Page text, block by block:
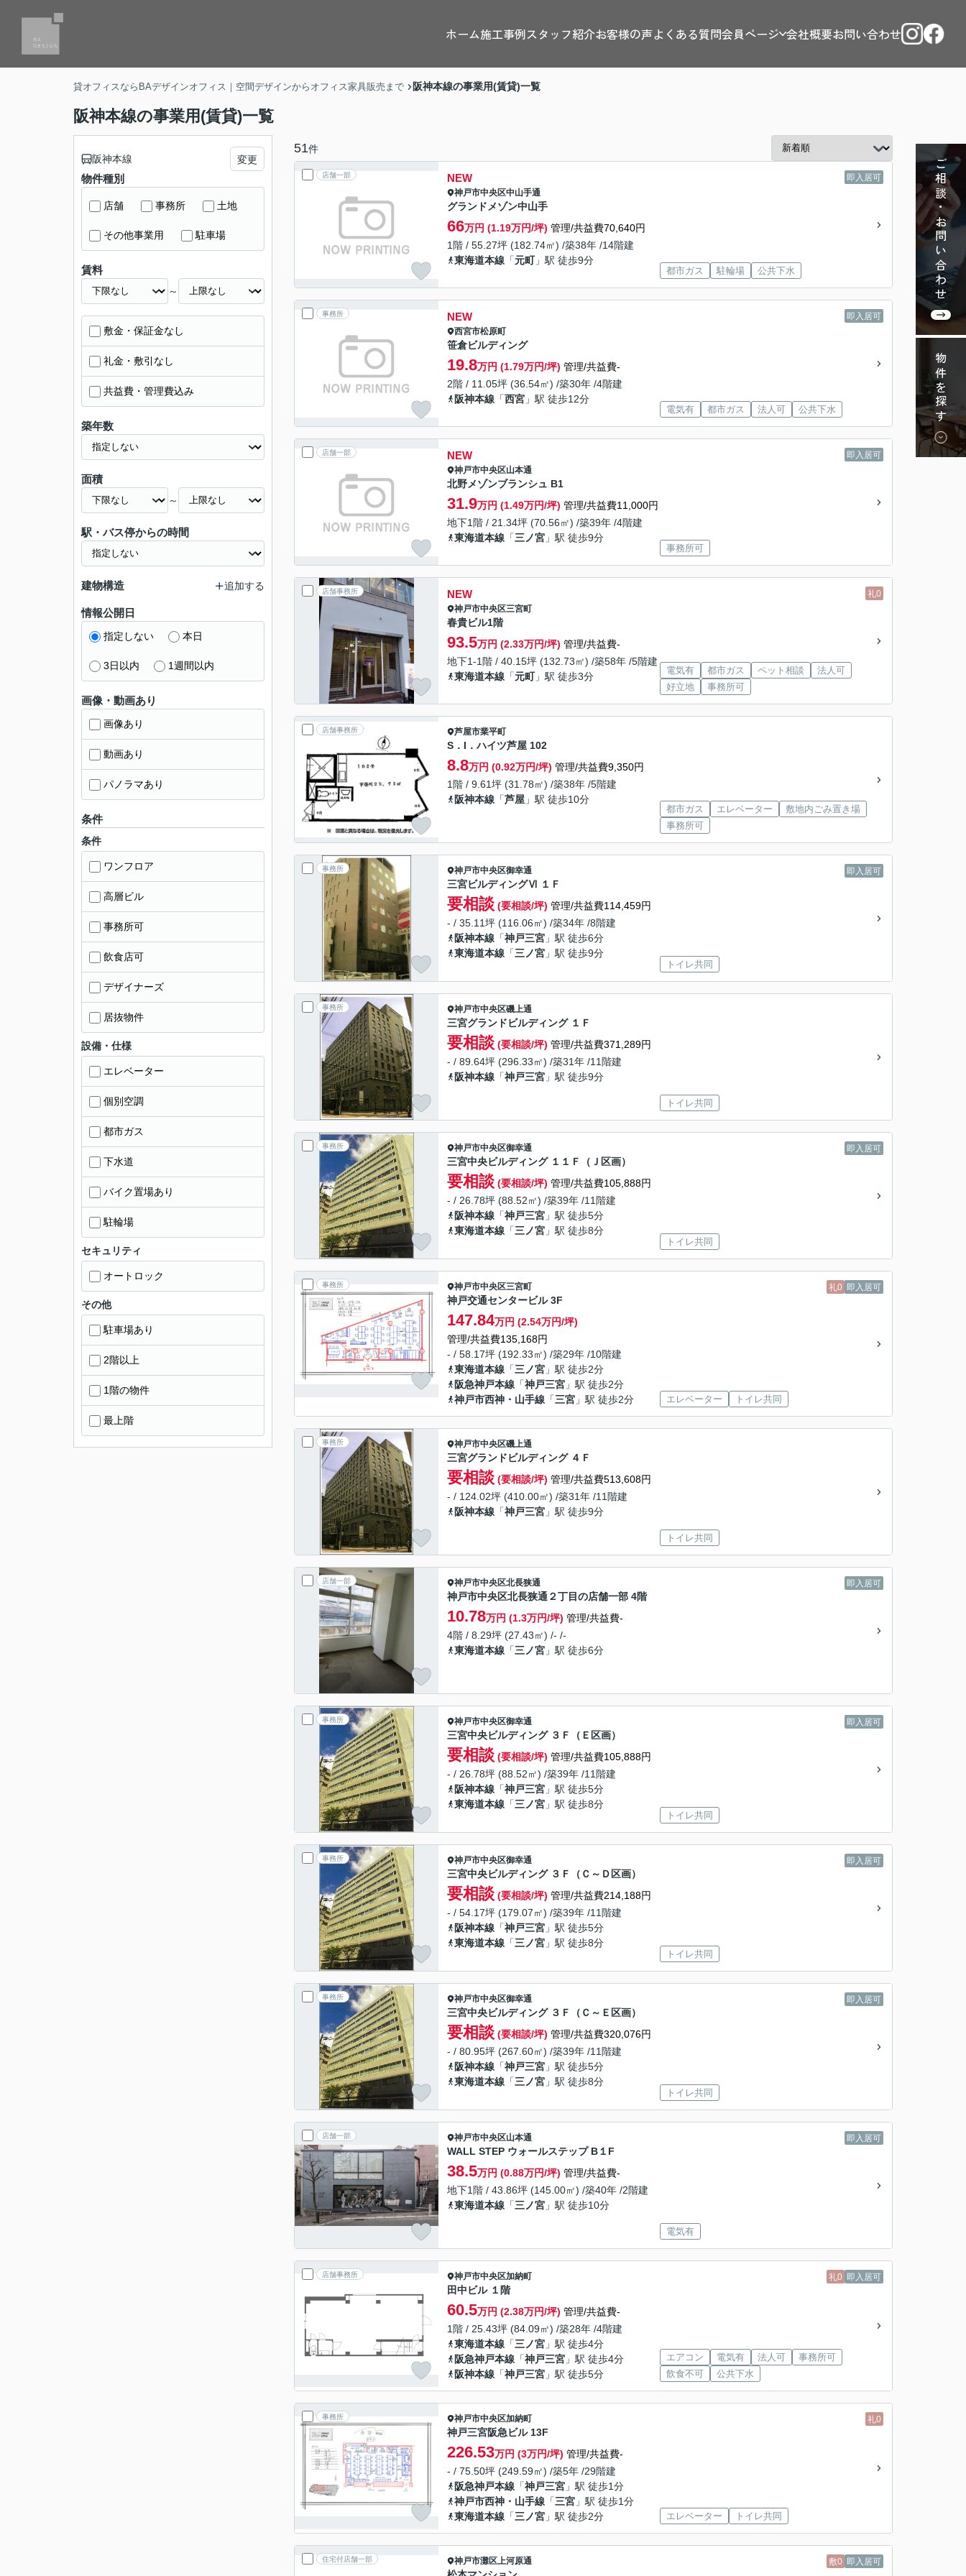
ホーム施工事例スタッフ紹介お客様の声よくある質問会員ページ 会社概要お問い合わせ
ご相談・お問い合わせ
物件を探す
貸オフィスならBAデザインオフィス｜空間デザインからオフィス家具販売まで 阪神本線の事業用(賃貸)一覧
阪神本線の事業用(賃貸)一覧
51件
店舗一部 即入居可
NEW
神戸市中央区中山手通
グランドメゾン中山手
66万円 (1.19万円/坪) 管理/共益費70,640円
1階 / 55.27坪 (182.74㎡) /築38年 /14階建
東海道本線 「元町」駅 徒歩9分
都市ガス 駐輪場 公共下水
事務所 即入居可
NEW
西宮市松原町
笹倉ビルディング
19.8万円 (1.79万円/坪) 管理/共益費-
2階 / 11.05坪 (36.54㎡) /築30年 /4階建
阪神本線 「西宮 」駅 徒歩12分
電気有 都市ガス 法人可 公共下水
店舗一部 即入居可
NEW
神戸市中央区山本通
北野メゾンブランシュ B1
31.9万円 (1.49万円/坪) 管理/共益費11,000円
地下1階 / 21.34坪 (70.56㎡) /築39年 /4階建
東海道本線 「三ノ宮 」駅 徒歩9分
事務所可
店舗事務所 礼0
NEW
神戸市中央区三宮町
春貴ビル1階
93.5万円 (2.33万円/坪) 管理/共益費-
地下1-1階 / 40.15坪 (132.73㎡) /築58年 /5階建
東海道本線 「元町」駅 徒歩3分
電気有 都市ガス ペット相談
法人可
好立地
事務所可
店舗事務所 芦屋市業平町
S．I．ハイツ芦屋 102
8.8万円 (0.92万円/坪) 管理/共益費9,350円
1階 / 9.61坪 (31.78㎡) /築38年 /5階建
阪神本線 「芦屋 」駅 徒歩10分
都市ガス エレベーター
敷地内ごみ置き場
事務所可
事務所 即入居可
神戸市中央区御幸通
三宮ビルディングⅥ １Ｆ
要相談 (要相談/坪) 管理/共益費114,459円
- / 35.11坪 (116.06㎡) /築34年 /8階建
阪神本線 「神戸三宮 」駅 徒歩6分
東海道本線 「三ノ宮 」駅 徒歩9分
トイレ共同
事務所 神戸市中央区磯上通
三宮グランドビルディング １Ｆ
要相談 (要相談/坪) 管理/共益費371,289円
- / 89.64坪 (296.33㎡) /築31年 /11階建
阪神本線 「神戸三宮 」駅 徒歩9分
トイレ共同
事務所 即入居可
神戸市中央区御幸通
三宮中央ビルディング １１Ｆ（Ｊ区画）
要相談 (要相談/坪) 管理/共益費105,888円
- / 26.78坪 (88.52㎡) /築39年 /11階建
阪神本線 「神戸三宮 」駅 徒歩5分
東海道本線 「三ノ宮 」駅 徒歩8分
トイレ共同
事務所 礼0 即入居可
神戸市中央区三宮町
神戸交通センタービル 3F
147.84万円 (2.54万円/坪)
管理/共益費135,168円
- / 58.17坪 (192.33㎡) /築29年 /10階建
東海道本線 「三ノ宮 」駅 徒歩2分
阪急神戸本線 「神戸三宮 」駅 徒歩2分
神戸市西神・山手線 「三宮 」駅 徒歩2分 エレベーター トイレ共同
事務所 神戸市中央区磯上通
三宮グランドビルディング ４Ｆ
要相談 (要相談/坪) 管理/共益費513,608円
- / 124.02坪 (410.00㎡) /築31年 /11階建
阪神本線 「神戸三宮 」駅 徒歩9分
トイレ共同
店舗一部 即入居可
神戸市中央区北長狭通
神戸市中央区北長狭通２丁目の店舗一部 4階
10.78万円 (1.3万円/坪) 管理/共益費-
4階 / 8.29坪 (27.43㎡) /- /-
東海道本線 「三ノ宮 」駅 徒歩6分
事務所 即入居可
神戸市中央区御幸通
三宮中央ビルディング ３Ｆ（Ｅ区画）
要相談 (要相談/坪) 管理/共益費105,888円
- / 26.78坪 (88.52㎡) /築39年 /11階建
阪神本線 「神戸三宮 」駅 徒歩5分
東海道本線 「三ノ宮 」駅 徒歩8分
トイレ共同
事務所 即入居可
神戸市中央区御幸通
三宮中央ビルディング ３Ｆ（Ｃ～Ｄ区画）
要相談 (要相談/坪) 管理/共益費214,188円
- / 54.17坪 (179.07㎡) /築39年 /11階建
阪神本線 「神戸三宮 」駅 徒歩5分
東海道本線 「三ノ宮 」駅 徒歩8分
トイレ共同
事務所 即入居可
神戸市中央区御幸通
三宮中央ビルディング ３Ｆ（Ｃ～Ｅ区画）
要相談 (要相談/坪) 管理/共益費320,076円
- / 80.95坪 (267.60㎡) /築39年 /11階建
阪神本線 「神戸三宮 」駅 徒歩5分
東海道本線 「三ノ宮 」駅 徒歩8分
トイレ共同
店舗一部 即入居可
神戸市中央区山本通
WALL STEP ウォールステップ B１F
38.5万円 (0.88万円/坪) 管理/共益費-
地下1階 / 43.86坪 (145.00㎡) /築40年 /2階建
東海道本線 「三ノ宮 」駅 徒歩10分
電気有
店舗事務所 礼0 即入居可
神戸市中央区加納町
田中ビル １階
60.5万円 (2.38万円/坪) 管理/共益費-
1階 / 25.43坪 (84.09㎡) /築28年 /4階建
東海道本線 「三ノ宮 」駅 徒歩4分
阪急神戸本線 「神戸三宮 」駅 徒歩4分
阪神本線 「神戸三宮 」駅 徒歩5分
エアコン 電気有 法人可
事務所可
飲食不可
公共下水
事務所 礼0
神戸市中央区加納町
神戸三宮阪急ビル 13F
226.53万円 (3万円/坪) 管理/共益費-
- / 75.50坪 (249.59㎡) /築5年 /29階建
阪急神戸本線 「神戸三宮 」駅 徒歩1分
神戸市西神・山手線 「三宮 」駅 徒歩1分
東海道本線 「三ノ宮 」駅 徒歩2分 エレベーター トイレ共同
住宅付店舗一部 敷0 即入居可
神戸市灘区上河原通
阪神本線 変更
物件種別
店舗 事務所 土地
その他事業用 駐車場
賃料
～
敷金・保証金なし
礼金・敷引なし
共益費・管理費込み
築年数
面積
～
駅・バス停からの時間
建物構造 追加する
情報公開日
指定しない 本日
3日以内 1週間以内
画像・動画あり
画像あり
動画あり
パノラマあり
条件
条件
ワンフロア
高層ビル
事務所可
飲食店可
デザイナーズ
居抜物件
設備・仕様
エレベーター
個別空調
都市ガス
下水道
バイク置場あり
駐輪場
セキュリティ
オートロック
その他
駐車場あり
2階以上
1階の物件
最上階